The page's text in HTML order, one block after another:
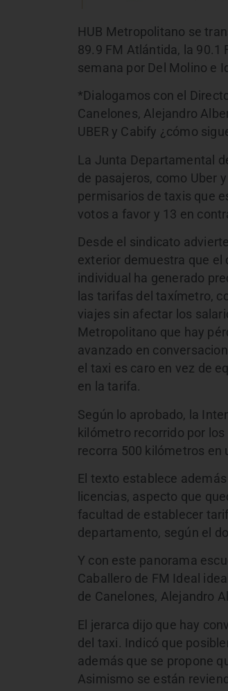
HUB Metropolitano se
89.9 FM Atlántida, la 90.1
semana por Del Molino e
*Dialogamos con el
Canelones, Alejandro
UBER y Cabify ¿cómo
La Junta Departamental
de pasajeros, como Uber
permisarios de taxis que
votos a favor y 13 en
Desde el sindicato
exterior demuestra que
individual ha generado
las tarifas del taxímetro,
viajes sin afectar los
Metropolitano que hay
avanzado en
el taxi es caro en vez de
en la tarifa.
Según lo aprobado, la
kilómetro recorrido por
recorra 500 kilómetros en
El texto establece
licencias, aspecto que
facultad de establecer
departamento, según el
Y con este panorama
Caballero de FM Ideal
de Canelones, Alejandro
El jerarca dijo que hay
del taxi. Indicó que
además que se propone
Asimismo se están